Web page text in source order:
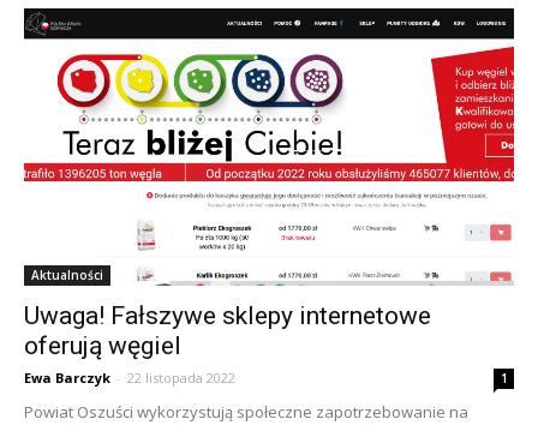
Aktualności
Uwaga! Fałszywe sklepy internetowe
oferują węgiel
Ewa Barczyk - 22 listopada 2022 1
Powiat Oszuści wykorzystują społeczne zapotrzebowanie na